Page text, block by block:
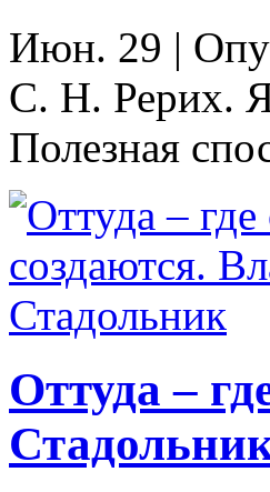
Июн. 29 |
С. Н. Рерих.
Полезная
Оттуда –